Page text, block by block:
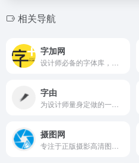
相关导航
字加网
字由
摄图网